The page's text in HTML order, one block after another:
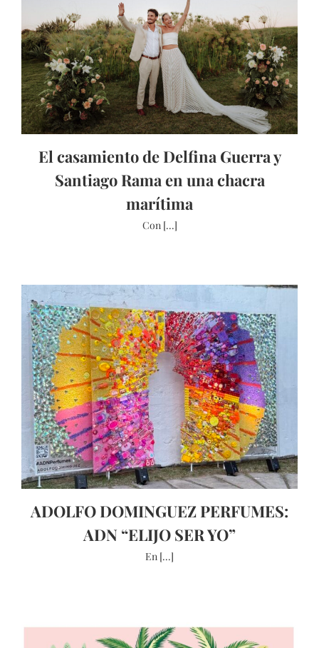
El casamiento de Delfina Guerra y
Santiago Rama en una chacra
marítima
Con [...]
ADOLFO DOMINGUEZ PERFUMES:
ADN “ELIJO SER YO”
En [...]